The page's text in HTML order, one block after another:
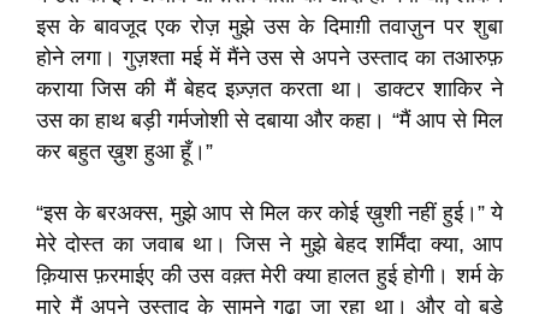
इस के बावजूद एक रोज़ मुझे उस के दिमाग़ी तवाज़ुन पर शुबा
होने लगा। गुज़श्ता मई में मैंने उस से अपने उस्ताद का तआरुफ़
कराया जिस की मैं बेहद इज़्ज़त करता था। डाक्टर शाकिर ने
उस का हाथ बड़ी गर्मजोशी से दबाया और कहा। “मैं आप से मिल
कर बहुत ख़ुश हुआ हूँ।”
“इस के बरअक्स, मुझे आप से मिल कर कोई ख़ुशी नहीं हुई।” ये
मेरे दोस्त का जवाब था। जिस ने मुझे बेहद शर्मिंदा क्या, आप
क़ियास फ़रमाईए की उस वक़्त मेरी क्या हालत हुई होगी। शर्म के
मारे मैं अपने उस्ताद के सामने गढ़ा जा रहा था। और वो बड़े